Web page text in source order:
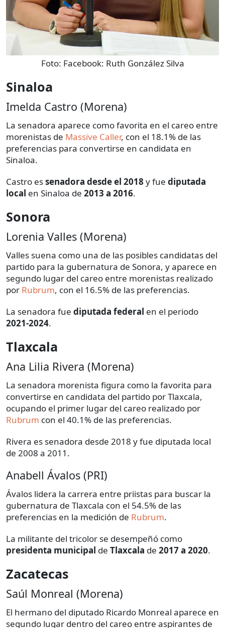
Foto: Facebook: Ruth González Silva
Sinaloa
Imelda Castro (Morena)
La senadora aparece como favorita en el careo entre
morenistas de Massive Caller, con el 18.1% de las
preferencias para convertirse en candidata en
Sinaloa.
Castro essenadora desde el 2018 y fue diputada
local en Sinaloa de 2013 a 2016.
Sonora
Lorenia Valles (Morena)
Valles suena como una de las posibles candidatas del
partido para la gubernatura de Sonora, y aparece en
segundo lugar del careo entre morenistas realizado
por Rubrum, con el 16.5% de las preferencias.
La senadora fue diputada federal en el periodo
2021-2024.
Tlaxcala
Ana Lilia Rivera (Morena)
La senadora morenista figura como la favorita para
convertirse en candidata del partido por Tlaxcala,
ocupando el primer lugar del careo realizado por
Rubrum con el 40.1% de las preferencias.
Rivera es senadora desde 2018 y fue diputada local
de 2008 a 2011.
Anabell Ávalos (PRI)
Ávalos lidera la carrera entre priistas para buscar la
gubernatura de Tlaxcala con el 54.5% de las
preferencias en la medición de Rubrum.
La militante del tricolor se desempeñó como
presidenta municipal de Tlaxcala de 2017 a 2020.
Zacatecas
Saúl Monreal (Morena)
El hermano del diputado Ricardo Monreal aparece en
segundo lugar dentro del careo entre aspirantes de